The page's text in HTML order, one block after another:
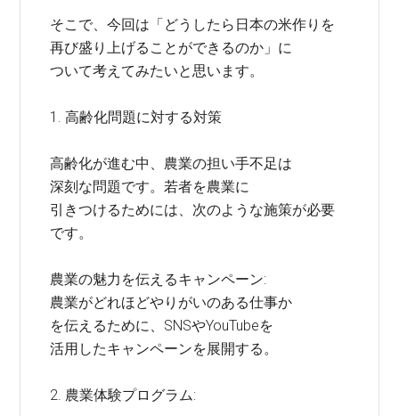
そこで、今回は「どうしたら日本の米作りを
再び盛り上げることができるのか」に
ついて考えてみたいと思います。
1. 高齢化問題に対する対策
高齢化が進む中、農業の担い手不足は
深刻な問題です。若者を農業に
引きつけるためには、次のような施策が必要
です。
農業の魅力を伝えるキャンペーン:
農業がどれほどやりがいのある仕事か
を伝えるために、SNSやYouTubeを
活用したキャンペーンを展開する。
2. 農業体験プログラム: